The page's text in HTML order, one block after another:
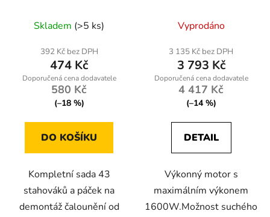
Skladem (>5 ks)
392 Kč bez DPH
474 Kč
580 Kč
(–18 %)
DO KOŠÍKU
Kompletní sada 43
stahováků a páček na
demontáž čalounění od
suché/mokré s
mechanickým oklepem
Vyprodáno
3 135 Kč bez DPH
3 793 Kč
4 417 Kč
(–14 %)
DETAIL
Výkonný motor s
maximálním výkonem
1600W.Možnost suchého